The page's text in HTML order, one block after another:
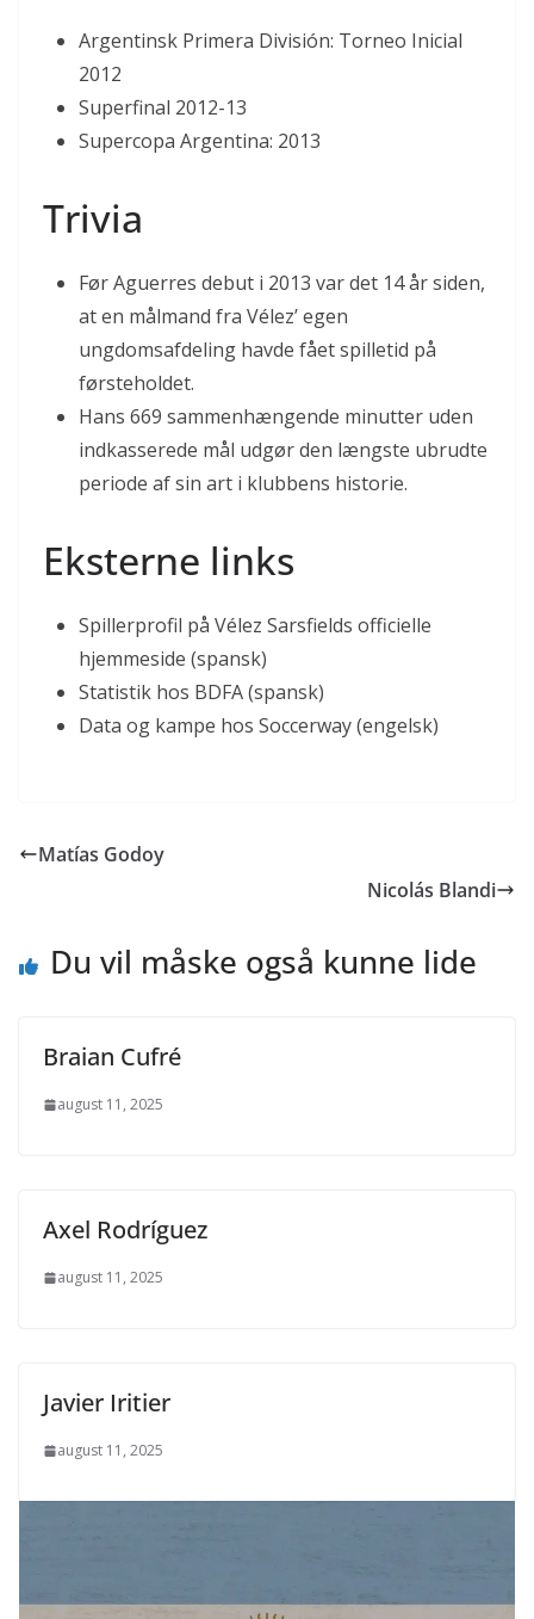
Argentinsk Primera División: Torneo Inicial
2012
Superfinal 2012-13
Supercopa Argentina: 2013
Trivia
Før Aguerres debut i 2013 var det 14 år siden,
at en målmand fra Vélez’ egen
ungdomsafdeling havde fået spilletid på
førsteholdet.
Hans 669 sammenhængende minutter uden
indkasserede mål udgør den længste ubrudte
periode af sin art i klubbens historie.
Eksterne links
Spillerprofil på Vélez Sarsfields officielle
hjemmeside (spansk)
Statistik hos BDFA (spansk)
Data og kampe hos Soccerway (engelsk)
Matías Godoy
Nicolás Blandi
Du vil måske også kunne lide
Braian Cufré
august 11, 2025
Axel Rodríguez
august 11, 2025
Javier Iritier
august 11, 2025